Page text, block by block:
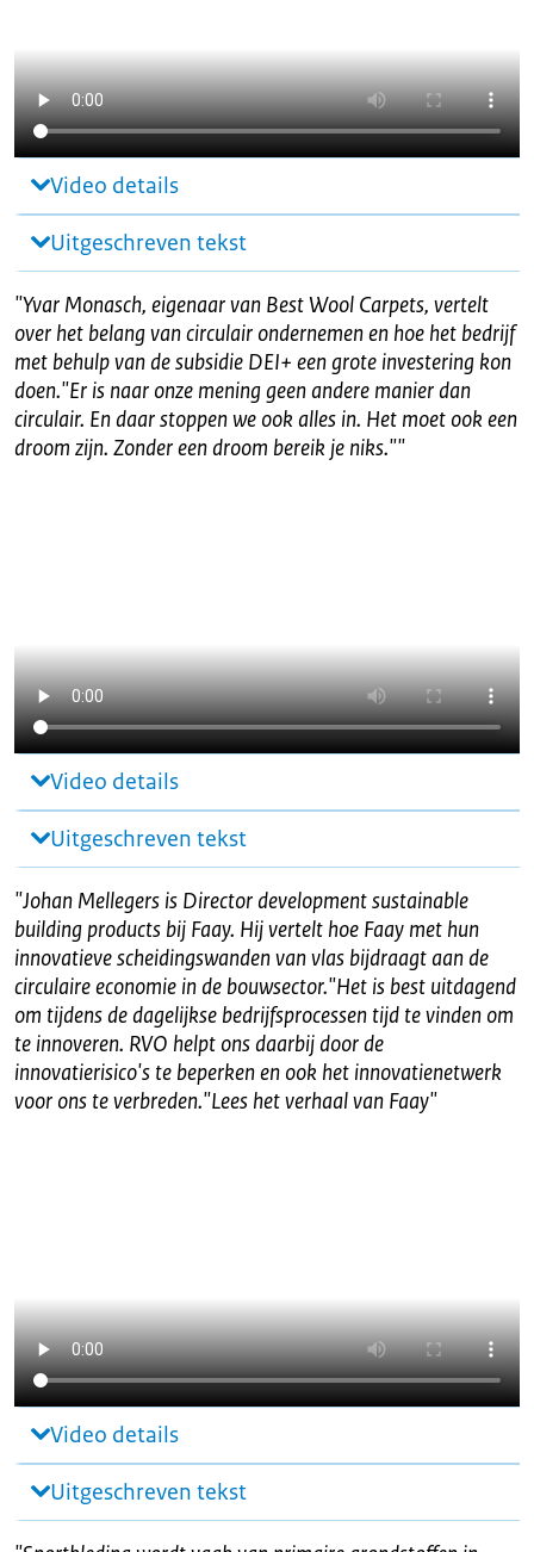
Video details
Uitgeschreven tekst
"Yvar Monasch, eigenaar van Best Wool Carpets, vertelt
over het belang van circulair ondernemen en hoe het bedrijf
met behulp van de subsidie DEI+ een grote investering kon
doen."Er is naar onze mening geen andere manier dan
circulair. En daar stoppen we ook alles in. Het moet ook een
droom zijn. Zonder een droom bereik je niks.""
Video details
Uitgeschreven tekst
"Johan Mellegers is Director development sustainable
building products bij Faay. Hij vertelt hoe Faay met hun
innovatieve scheidingswanden van vlas bijdraagt aan de
circulaire economie in de bouwsector."Het is best uitdagend
om tijdens de dagelijkse bedrijfsprocessen tijd te vinden om
te innoveren. RVO helpt ons daarbij door de
innovatierisico's te beperken en ook het innovatienetwerk
voor ons te verbreden."Lees het verhaal van Faay"
Video details
Uitgeschreven tekst